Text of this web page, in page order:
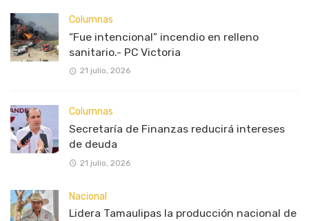
Columnas
“Fue intencional” incendio en relleno
sanitario.- PC Victoria
21 julio, 2026
Columnas
Secretaría de Finanzas reducirá intereses
de deuda
21 julio, 2026
Nacional
Lidera Tamaulipas la producción nacional de